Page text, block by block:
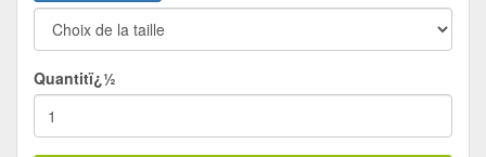
Quantitï¿½